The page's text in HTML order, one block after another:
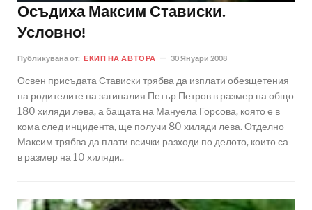
Осъдиха Максим Стависки.
Условно!
Публикувана от: ЕКИП НА АВТОРА 30 Януари 2008
Освен присъдата Стависки трябва да изплати обезщетения
на родителите на загиналия Петър Петров в размер на общо
180 хиляди лева, а бащата на Мануела Горсова, която е в
кома след инцидента, ще получи 80 хиляди лева. Отделно
Максим трябва да плати всички разходи по делото, които са
в размер на 10 хиляди..